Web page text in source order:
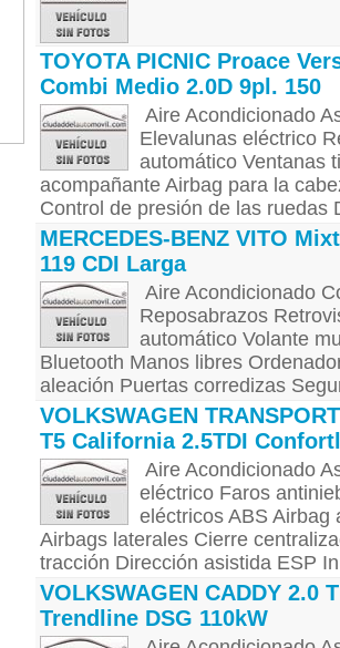
TOYOTA PICNIC Proace
Combi Medio 2.0D 9pl. 150
Aire Acondicionado
Elevalunas eléctrico
automático Ventanas
acompañante Airbag para la
Control de presión de las ruedas
MERCEDES-BENZ VITO
119 CDI Larga
Aire Acondicionado
Reposabrazos
automático Volante
Bluetooth Manos libres
aleación Puertas corredizas
VOLKSWAGEN
T5 California 2.5TDI
Aire Acondicionado
eléctrico Faros
eléctricos ABS Airbag
Airbags laterales Cierre
tracción Dirección asistida ESP
VOLKSWAGEN CADDY 2.0
Trendline DSG 110kW